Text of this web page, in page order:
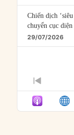
Chiến dịch
chuyển cục
29/07/2026